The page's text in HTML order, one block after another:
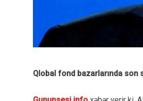
Qlobal fond bazarlarında son